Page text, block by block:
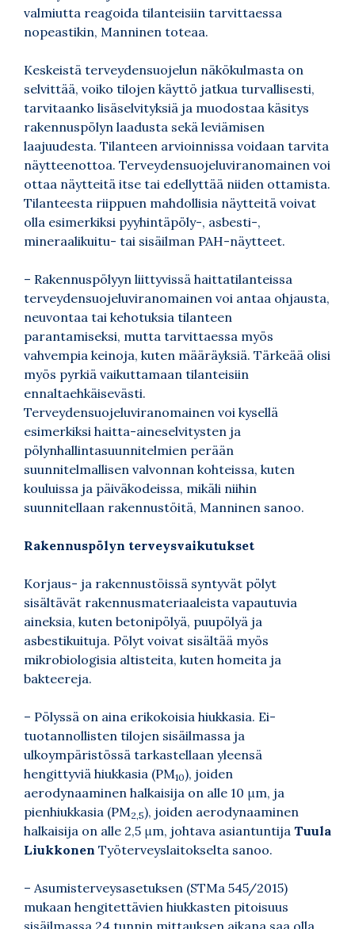
valmiutta reagoida tilanteisiin tarvittaessa
nopeastikin, Manninen toteaa.
Keskeistä terveydensuojelun näkökulmasta on
selvittää, voiko tilojen käyttö jatkua turvallisesti,
tarvitaanko lisäselvityksiä ja muodostaa käsitys
rakennuspölyn laadusta sekä leviämisen
laajuudesta. Tilanteen arvioinnissa voidaan tarvita
näytteenottoa. Terveydensuojeluviranomainen voi
ottaa näytteitä itse tai edellyttää niiden ottamista.
Tilanteesta riippuen mahdollisia näytteitä voivat
olla esimerkiksi pyyhintäpöly-, asbesti-,
mineraalikuitu- tai sisäilman PAH-näytteet.
– Rakennuspölyyn liittyvissä haittatilanteissa
terveydensuojeluviranomainen voi antaa ohjausta,
neuvontaa tai kehotuksia tilanteen
parantamiseksi, mutta tarvittaessa myös
vahvempia keinoja, kuten määräyksiä. Tärkeää olisi
myös pyrkiä vaikuttamaan tilanteisiin
ennaltaehkäisevästi.
Terveydensuojeluviranomainen voi kysellä
esimerkiksi haitta-aineselvitysten ja
pölynhallintasuunnitelmien perään
suunnitelmallisen valvonnan kohteissa, kuten
kouluissa ja päiväkodeissa, mikäli niihin
suunnitellaan rakennustöitä, Manninen sanoo.
Rakennuspölyn terveysvaikutukset
Korjaus- ja rakennustöissä syntyvät pölyt
sisältävät rakennusmateriaaleista vapautuvia
aineksia, kuten betonipölyä, puupölyä ja
asbestikuituja. Pölyt voivat sisältää myös
mikrobiologisia altisteita, kuten homeita ja
bakteereja.
– Pölyssä on aina erikokoisia hiukkasia. Ei-
tuotannollisten tilojen sisäilmassa ja
ulkoympäristössä tarkastellaan yleensä
hengittyviä hiukkasia (PM10), joiden
aerodynaaminen halkaisija on alle 10 μm, ja
pienhiukkasia (PM2,5), joiden aerodynaaminen
halkaisija on alle 2,5 μm, johtava asiantuntija Tuula
Liukkonen Työterveyslaitokselta sanoo.
– Asumisterveysasetuksen (STMa 545/2015)
mukaan hengitettävien hiukkasten pitoisuus
sisäilmassa 24 tunnin mittauksen aikana saa olla